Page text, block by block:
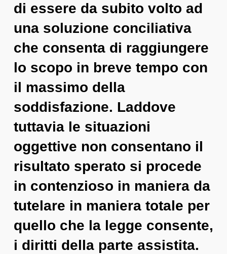
di essere da subito volto ad
una soluzione conciliativa
che consenta di raggiungere
lo scopo in breve tempo con
il massimo della
soddisfazione. Laddove
tuttavia le situazioni
oggettive non consentano il
risultato sperato si procede
in contenzioso in maniera da
tutelare in maniera totale per
quello che la legge consente,
i diritti della parte assistita.